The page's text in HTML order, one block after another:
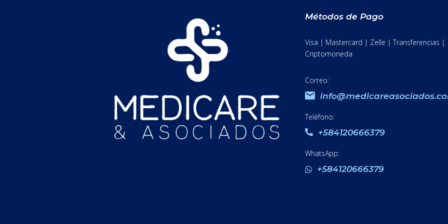
Métodos de Pago
Visa | Mastercard | Zelle | Transferencias |
Criptomoneda
Correo:
Teléfono:
+584120666379
WhatsApp:
+584120666379